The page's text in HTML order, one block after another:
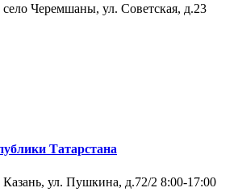
село Черемшаны, ул. Советская, д.23
Татарстана
Казань, ул. Пушкина, д.72/2 8:00-17:00